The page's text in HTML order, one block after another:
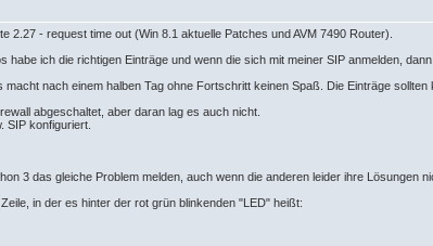
2.27 - request time out (Win 8.1 aktuelle Patches und AVM 7490 Router).
ich die richtigen Einträge und wenn die sich mit meiner SIP anmelden,
nach einem halben Tag ohne Fortschritt keinen Spaß. Die Einträge
abgeschaltet, aber daran lag es auch nicht.
SIP konfiguriert.
3 das gleiche Problem melden, auch wenn die anderen leider ihre Lösungen
in der es hinter der rot grün blinkenden "LED" heißt: